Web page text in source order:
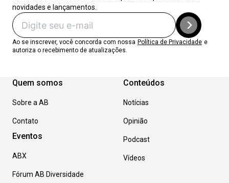
novidades e lançamentos.
Ao se inscrever, você concorda com nossa Política de Privacidade e
autoriza o recebimento de atualizações.
Quem somos
Sobre a AB
Contato
Eventos
ABX
Fórum AB Diversidade
Conteúdos
Notícias
Opinião
Podcast
Vídeos